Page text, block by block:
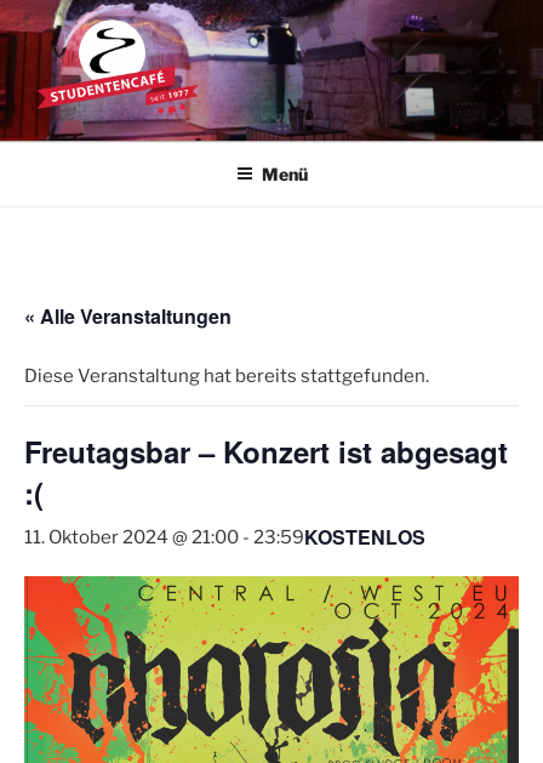
Zum
Inhalt
springen
STUDENTENCAFÉ
Die Kultkneipe in Ulm seit 1977
Menü
« Alle Veranstaltungen
Diese Veranstaltung hat bereits stattgefunden.
Freutagsbar – Konzert ist abgesagt
:(
11. Oktober 2024 @ 21:00 - 23:59KOSTENLOS